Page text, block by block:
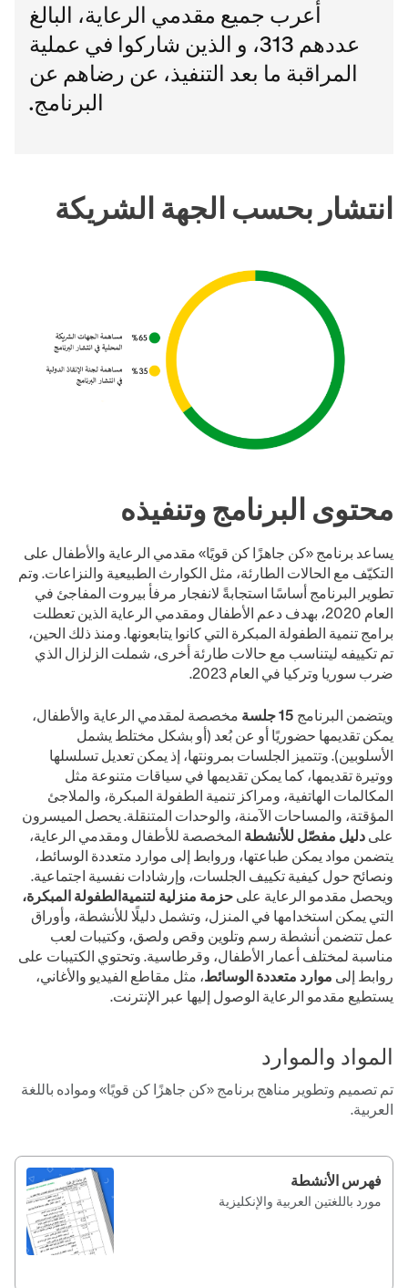
أعرب جميع مقدمي الرعاية، البالغ
عددهم 313، و الذين شاركوا في عملية
المراقبة ما بعد التنفيذ، عن رضاهم عن
البرنامج.
انتشار بحسب الجهة الشريكة
محتوى البرنامج وتنفيذه
يساعد برنامج «كن جاهزًا كن قويًا» مقدمي الرعاية والأطفال على
التكيّف مع الحالات الطارئة، مثل الكوارث الطبيعية والنزاعات. وتم
تطوير البرنامج أساسًا استجابةً لانفجار مرفأ بيروت المفاجئ في
العام 2020، بهدف دعم الأطفال ومقدمي الرعاية الذين تعطلت
برامج تنمية الطفولة المبكرة التي كانوا يتابعونها. ومنذ ذلك الحين،
تم تكييفه ليتناسب مع حالات طارئة أخرى، شملت الزلزال الذي
ضرب سوريا وتركيا في العام 2023.
ويتضمن البرنامج 15 جلسة
مخصصة لمقدمي الرعاية والأطفال،
يمكن تقديمها حضوريًا أو عن بُعد (أو بشكل مختلط يشمل
الأسلوبين). وتتميز الجلسات بمرونتها، إذ يمكن تعديل تسلسلها
ووتيرة تقديمها، كما يمكن تقديمها في سياقات متنوعة مثل
المكالمات الهاتفية، ومراكز تنمية الطفولة المبكرة، والملاجئ
المؤقتة، والمساحات الآمنة، والوحدات المتنقلة. يحصل الميسرون
على دليل مفصّل للأنشطة المخصصة للأطفال ومقدمي الرعاية،
يتضمن مواد يمكن طباعتها، وروابط إلى موارد متعددة الوسائط،
ونصائح حول كيفية تكييف الجلسات، وإرشادات نفسية اجتماعية.
ويحصل مقدمو الرعاية على حزمة منزلية لتنميةالطفولة المبكرة،
التي يمكن استخدامها في المنزل، وتشمل دليلًا للأنشطة، وأوراق
عمل تتضمن أنشطة رسم وتلوين وقص ولصق، وكتيبات لعب
مناسبة لمختلف أعمار الأطفال، وقرطاسية. وتحتوي الكتيبات على
روابط إلى موارد متعددة الوسائط، مثل مقاطع الفيديو والأغاني،
يستطيع مقدمو الرعاية الوصول إليها عبر الإنترنت.
المواد والموارد
تم تصميم وتطوير مناهج برنامج «كن جاهزًا كن قويًا» ومواده باللغة
العربية.
فهرس الأنشطة
مورد باللغتين العربية والإنكليزية